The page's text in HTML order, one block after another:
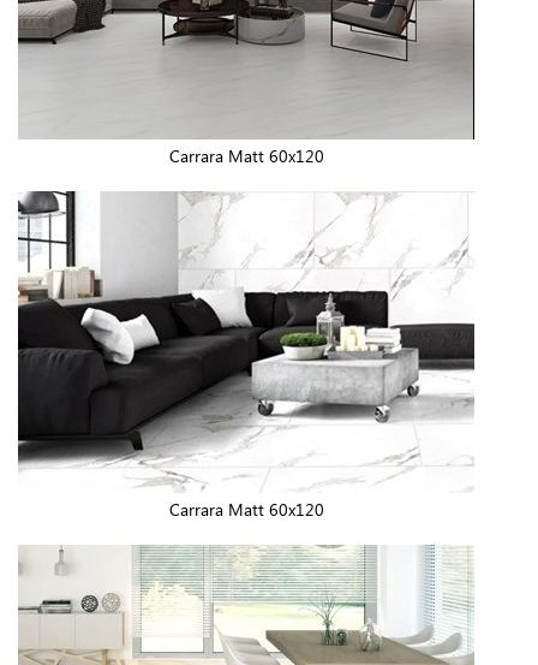
Carrara Matt 60x120
Carrara Matt 60x120